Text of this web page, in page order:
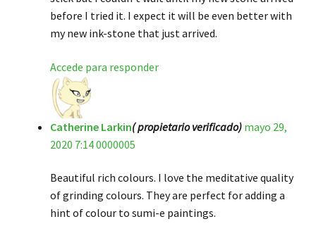
before I tried it. I expect it will be even better with
my new ink-stone that just arrived.
Accede para responder
Catherine Larkin( propietario verificado) mayo 29,
2020 7:14 0000005
Beautiful rich colours. I love the meditative quality
of grinding colours. They are perfect for adding a
hint of colour to sumi-e paintings.